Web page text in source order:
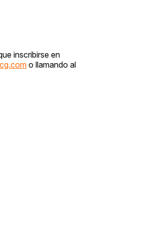
inscribirse en
o llamando al